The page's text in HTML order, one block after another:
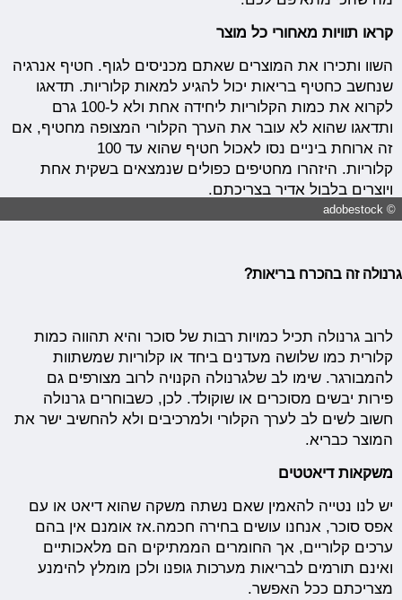
קראו תוויות מאחורי כל מוצר
השוו ותכירו את המוצרים שאתם מכניסים לגוף. חטיף אנרגיה
שנחשב כחטיף בריאות יכול להגיע למאות קלוריות. תדאגו
לקרוא את כמות הקלוריות ליחידה אחת ולא ל-100 גרם
ותדאגו שהוא לא עובר את הערך הקלורי המצופה מחטיף, אם
זה ארוחת ביניים נסו לאכול חטיף שהוא עד 100
קלוריות. היזהרו מחטיפים כפולים שנמצאים בשקית אחת
ויוצרים בלבול אדיר בצריכתם.
© adobestock
גרנולה זה בהכרח בריאות?
לרוב גרנולה תכיל כמויות רבות של סוכר והיא תהווה כמות
קלורית כמו שלושה מעדנים ביחד או קלוריות שמשתוות
להמבורגר. שימו לב שלגרנולה הקנויה לרוב מצורפים גם
פירות יבשים מסוכרים או שוקולד. לכן, כשבוחרים גרנולה
חשוב לשים לב לערך הקלורי ולמרכיבים ולא להחשיב ישר את
המוצר כבריא.
משקאות דיאטטים
יש לנו נטייה להאמין שאם נשתה משקה שהוא דיאט או עם
אפס סוכר, אנחנו עושים בחירה חכמה.אז אומנם אין בהם
ערכים קלוריים, אך החומרים הממתיקים הם מלאכותיים
ואינם תורמים לבריאות מערכות גופנו ולכן מומלץ להימנע
מצריכתם ככל האפשר.